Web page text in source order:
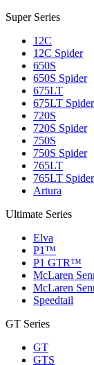
Super Series
12C
12C Spider
650S
650S Spider
675LT
675LT Spider
720S
720S Spider
750S
750S Spider
765LT
765LT Spider
Artura
Ultimate Series
Elva
P1™
P1 GTR™
McLaren
McLaren
Speedtail
GT Series
GT
GTS